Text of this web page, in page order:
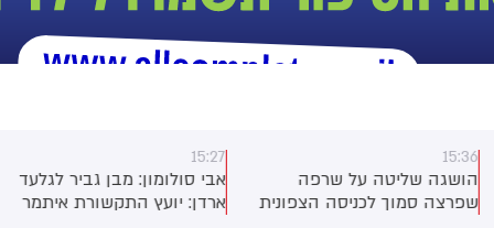
15:36
הושגה שליטה על שרפה
שפרצה סמוך לכניסה הצפונית
15:27
אבי סולומון: מבן גביר לגלעד
ארדן: יועץ התקשורת איתמר